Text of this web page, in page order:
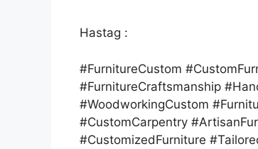
Hastag :
#FurnitureCustom
#FurnitureCraftsmanship
#WoodworkingCustom
#CustomCarpentry
#CustomizedFurniture